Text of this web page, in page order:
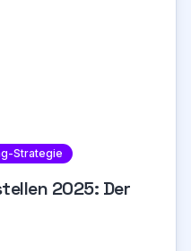
Strategie
2025: Der